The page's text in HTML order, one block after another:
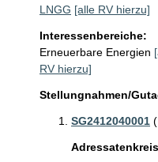
LNGG [alle RV hierzu]
Interessenbereiche:
Erneuerbare Energien
RV hierzu]
Stellungnahmen/
SG2412040001 (